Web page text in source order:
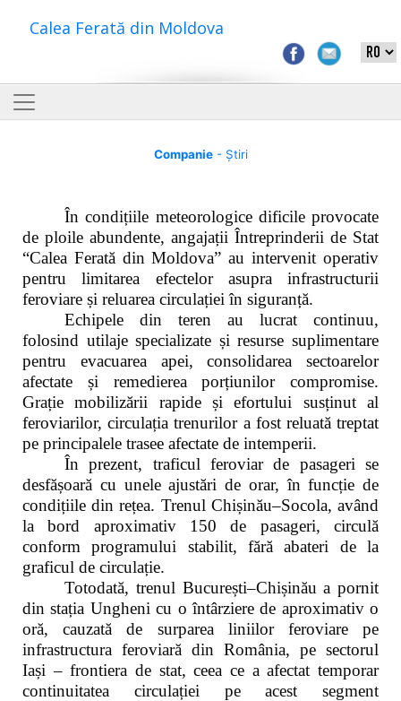
Calea Ferată din Moldova
Companie- Știri
În condițiile meteorologice dificile provocate
de ploile abundente, angajații Întreprinderii de Stat
“Calea Ferată din Moldova” au intervenit operativ
pentru limitarea efectelor asupra infrastructurii
feroviare și reluarea circulației în siguranță.
Echipele din teren au lucrat continuu,
folosind utilaje specializate și resurse suplimentare
pentru evacuarea apei, consolidarea sectoarelor
afectate și remedierea porțiunilor compromise.
Grație mobilizării rapide și efortului susținut al
feroviarilor, circulația trenurilor a fost reluată treptat
pe principalele trasee afectate de intemperii.
În prezent, traficul feroviar de pasageri se
desfășoară cu unele ajustări de orar, în funcție de
condițiile din rețea. Trenul Chișinău–Socola, având
la bord aproximativ 150 de pasageri, circulă
conform programului stabilit, fără abateri de la
graficul de circulație.
Totodată, trenul București–Chișinău a pornit
din stația Ungheni cu o întârziere de aproximativ o
oră, cauzată de surparea liniilor feroviare pe
infrastructura feroviară din România, pe sectorul
Iași – frontiera de stat, ceea ce a afectat temporar
continuitatea circulației pe acest segment